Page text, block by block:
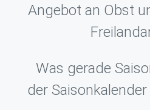
Angebot an Obst
Was gerade
der